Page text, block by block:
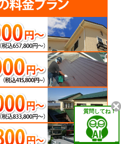
質問してね！